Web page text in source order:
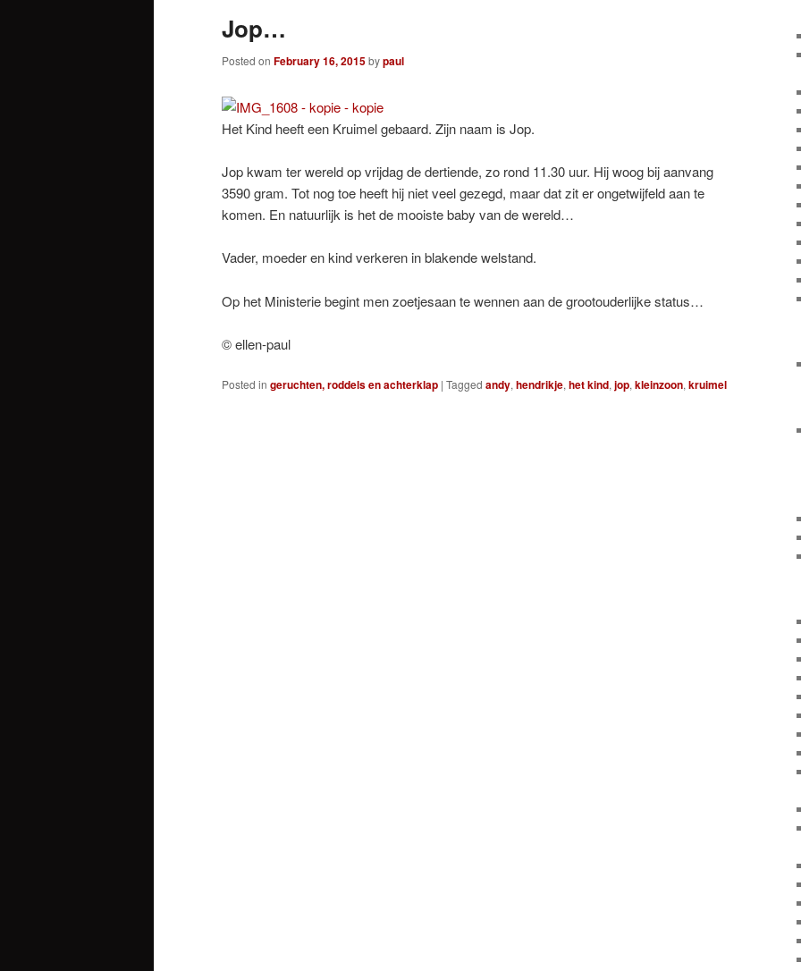
Jop…
Posted on February 16, 2015bypaul
Het Kind heeft een Kruimel gebaard. Zijn naam is Jop.
Jop kwam ter wereld op vrijdag de dertiende, zo rond 11.30 uur. Hij woog bij aanvang
3590 gram. Tot nog toe heeft hij niet veel gezegd, maar dat zit er ongetwijfeld aan te
komen. En natuurlijk is het de mooiste baby van de wereld…
Vader, moeder en kind verkeren in blakende welstand.
Op het Ministerie begint men zoetjesaan te wennen aan de grootouderlijke status…
© ellen-paul
Posted in geruchten, roddels en achterklap | Tagged andy,hendrikje,het kind,jop,kleinzoon,kruimel